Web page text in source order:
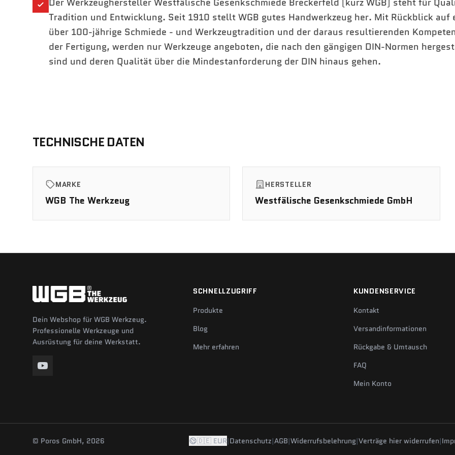
Tradition und Entwicklung. Seit 1910 stellt WGB gutes Handwerkzeug her. Mit Rückblick auf
über 100-jährige Schmiede - und Werkzeugtradition und der daraus resultierenden
der Fertigung, werden nur Werkzeuge angeboten, die nach den gängigen DIN-Normen
sind und deren Qualität über die Mindestanforderung der DIN hinaus gehen.
TECHNISCHE DATEN
MARKE
WGB The Werkzeug
HERSTELLER
Westfälische Gesenkschmiede GmbH
Dein Webshop für WGB Werkzeug.
Professionelle Werkzeuge und
Ausrüstung für deine Werkstatt.
SCHNELLZUGRIFF
Produkte
Blog
Mehr erfahren
KUNDENSERVICE
Kontakt
Versandinformationen
Rückgabe & Umtausch
FAQ
Mein Konto
© Poros GmbH, 2026 🇩🇪 EUR|Datenschutz|AGB|Widerrufsbelehrung|Verträge hier widerrufen|